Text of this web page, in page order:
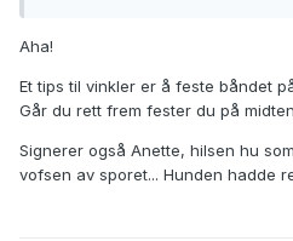
Aha!
Et tips til vinkler er å feste båndet
Går du rett frem fester du på
Signerer også Anette, hilsen hu
vofsen av sporet... Hunden hadde